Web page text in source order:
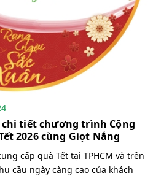
tiết chương trình Cộng
2026 cùng Giọt Nắng
cấp quà Tết tại TPHCM và trên
cầu ngày càng cao của khách